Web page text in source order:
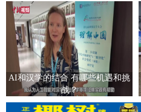
AI和汉学的结合 有哪些机遇和挑
战？